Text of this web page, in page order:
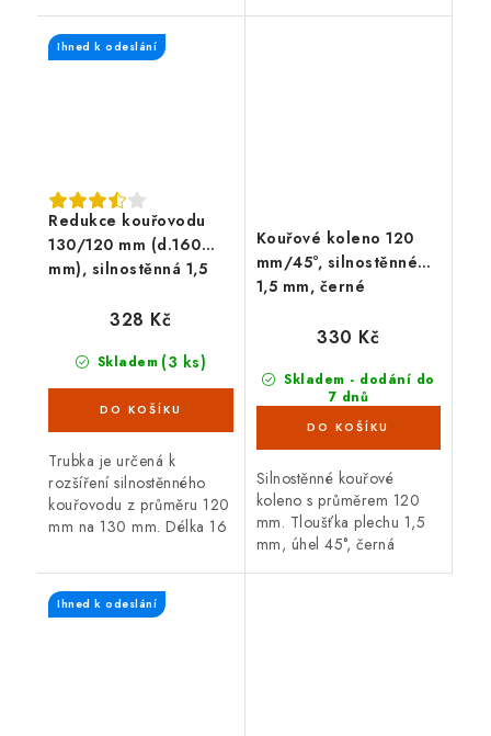
plechu 1,5 mm.
mm. Průměr komína 150
Redukce kouřovodu
130/120 mm (d.160
mm), silnostěnná 1,5
Ihned k odeslání
Skladem (3 ks)
328 Kč
Trubka je určená k
rozšíření silnostěnného
kouřovodu z průměru 120
mm na 130 mm. Délka 16
plechu 1,5 mm.
Kouřové koleno 120
mm/45°, silnostěnné
1,5 mm, černé
Skladem - dodání do
7 dnů
330 Kč
Silnostěnné kouřové
koleno s průměrem 120
mm. Tloušťka plechu 1,5
mm, úhel 45°, černá
Ihned k odeslání